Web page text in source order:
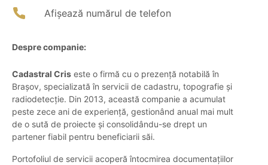
Afișează numărul de telefon
Despre companie:
Cadastral Cris este o firmă cu o prezență notabilă în
Brașov, specializată în servicii de cadastru, topografie și
radiodetecție. Din 2013, această companie a acumulat
peste zece ani de experiență, gestionând anual mai mult
de o sută de proiecte și consolidându-se drept un
partener fiabil pentru beneficiarii săi.
Portofoliul de servicii acoperă întocmirea documentațiilor